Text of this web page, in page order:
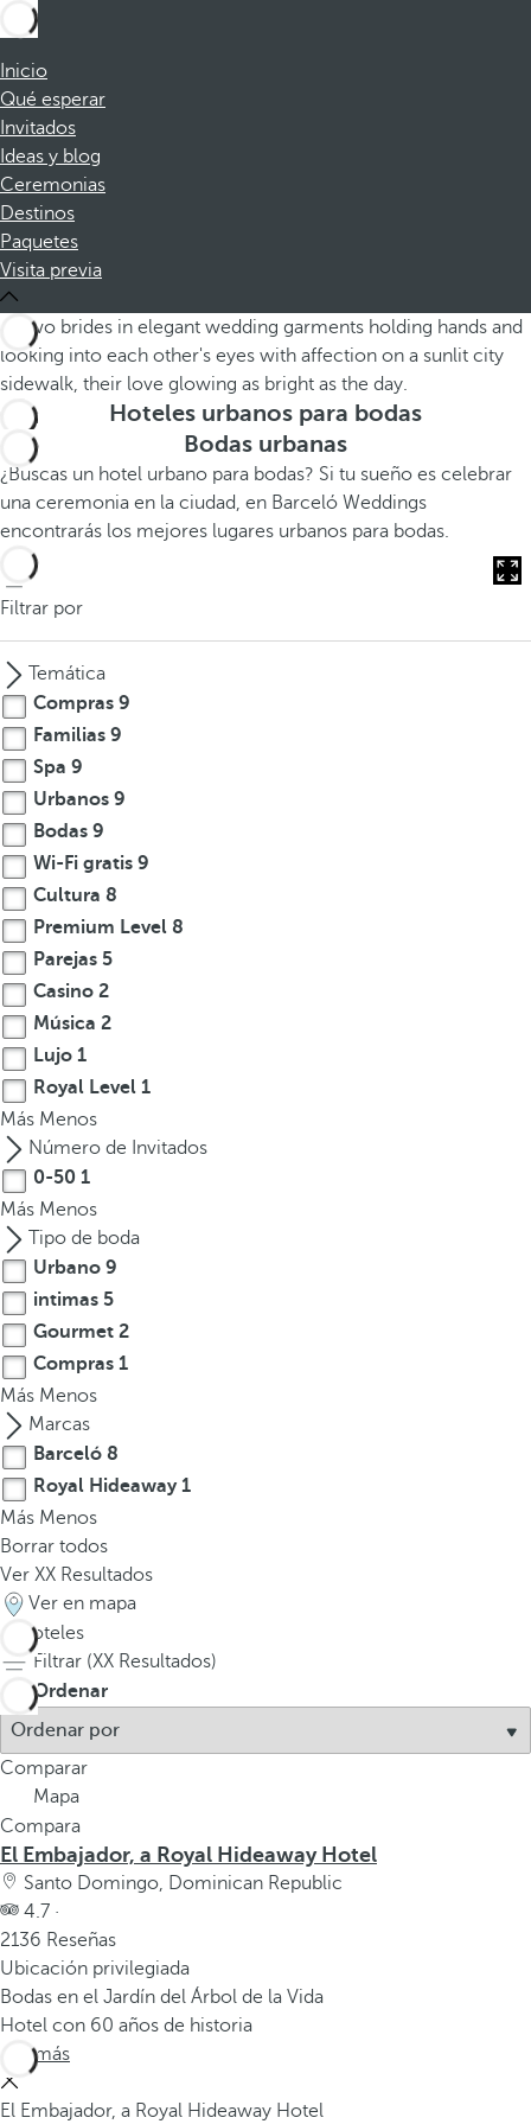
Inicio
Qué esperar
Invitados
Ideas y blog
Ceremonias
Destinos
Paquetes
Visita previa
Hoteles urbanos para bodas
Bodas urbanas
¿Buscas un hotel urbano para bodas? Si tu sueño es celebrar
una ceremonia en la ciudad, en Barceló Weddings
encontrarás los mejores lugares urbanos para bodas.
Filtrar por
Temática
Compras 9
Familias 9
Spa 9
Urbanos 9
Bodas 9
Wi-Fi gratis 9
Cultura 8
Premium Level 8
Parejas 5
Casino 2
Música 2
Lujo 1
Royal Level 1
Más Menos
Número de Invitados
0-50 1
Más Menos
Tipo de boda
Urbano 9
intimas 5
Gourmet 2
Compras 1
Más Menos
Marcas
Barceló 8
Royal Hideaway1
Más Menos
Borrar todos
Ver XX Resultados
Ver en mapa
hoteles
Filtrar (XX Resultados)
Ordenar
Comparar
Mapa
Compara
El Embajador, a Royal Hideaway Hotel
Santo Domingo, Dominican Republic
4.7 ·
2136 Reseñas
Ubicación privilegiada
Bodas en el Jardín del Árbol de la Vida
Hotel con 60 años de historia
Ver más
El Embajador, a Royal Hideaway Hotel